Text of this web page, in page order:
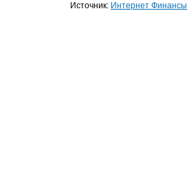
Источник: Интернет Финансы